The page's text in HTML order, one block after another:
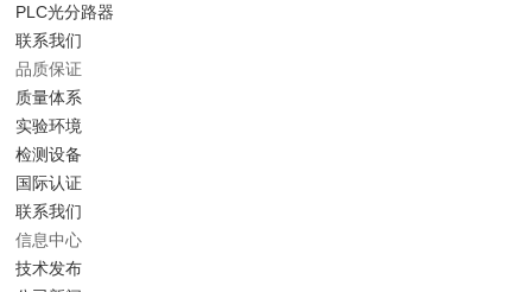
PLC光分路器
联系我们
品质保证
质量体系
实验环境
检测设备
国际认证
联系我们
信息中心
技术发布